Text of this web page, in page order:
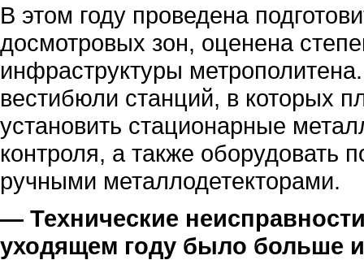
В этом году проведена
досмотровых зон, оценена
инфраструктуры
вестибюли станций, в которых
установить стационарные
контроля, а также оборудовать
ручными металлодетекторами.
— Технические
уходящем году было больше